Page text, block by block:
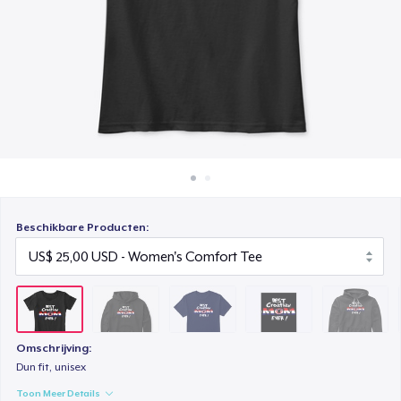
Beschikbare Producten:
Omschrijving:
Dun fit, unisex
Toon Meer Details
Classic Crew Neck T-Shirt
US$ 21,99
Poster - 24" x 36"
US$ 23,99
Triblend Tee
Comfort Tee
US$ 22,99